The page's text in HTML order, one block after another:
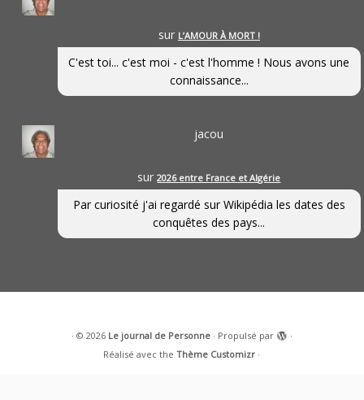
sur L’AMOUR À MORT !
C'est toi... c'est moi - c'est l'homme ! Nous avons une
connaissance...
jacou
sur2026 entre France et Algérie
Par curiosité j'ai regardé sur Wikipédia les dates des
conquêtes des pays...
· © 2026 Le journal de Personne· Propulsé par
·
Réalisé avec theThème Customizr ·